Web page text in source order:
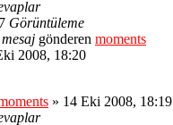
Görüntüleme
gönderen moments
2008, 18:20
» 14 Eki 2008, 18:19